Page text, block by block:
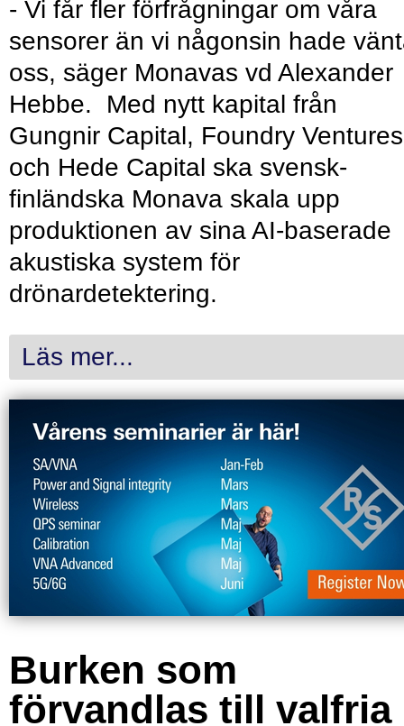
- Vi får fler förfrågningar om våra
sensorer än vi någonsin hade
oss, säger Monavas vd Alexander
Hebbe. Med nytt kapital från
Gungnir Capital, Foundry Ventures
och Hede Capital ska svensk-
finländska Monava skala upp
produktionen av sina AI-baserade
akustiska system för
drönardetektering.
Läs mer...
Burken som
förvandlas till valfria